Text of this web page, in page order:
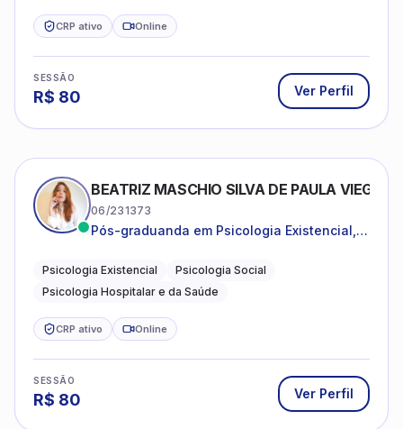
CRP ativo Online
SESSÃO
R$ 80 Ver Perfil
BEATRIZ MASCHIO SILVA DE PAULA VIEGAS
06/231373
Pós-graduanda em Psicologia Existencial,
da Saúde.
Psicologia Existencial
Psicologia Social
Psicologia Hospitalar e da Saúde
CRP ativo Online
SESSÃO
R$ 80 Ver Perfil